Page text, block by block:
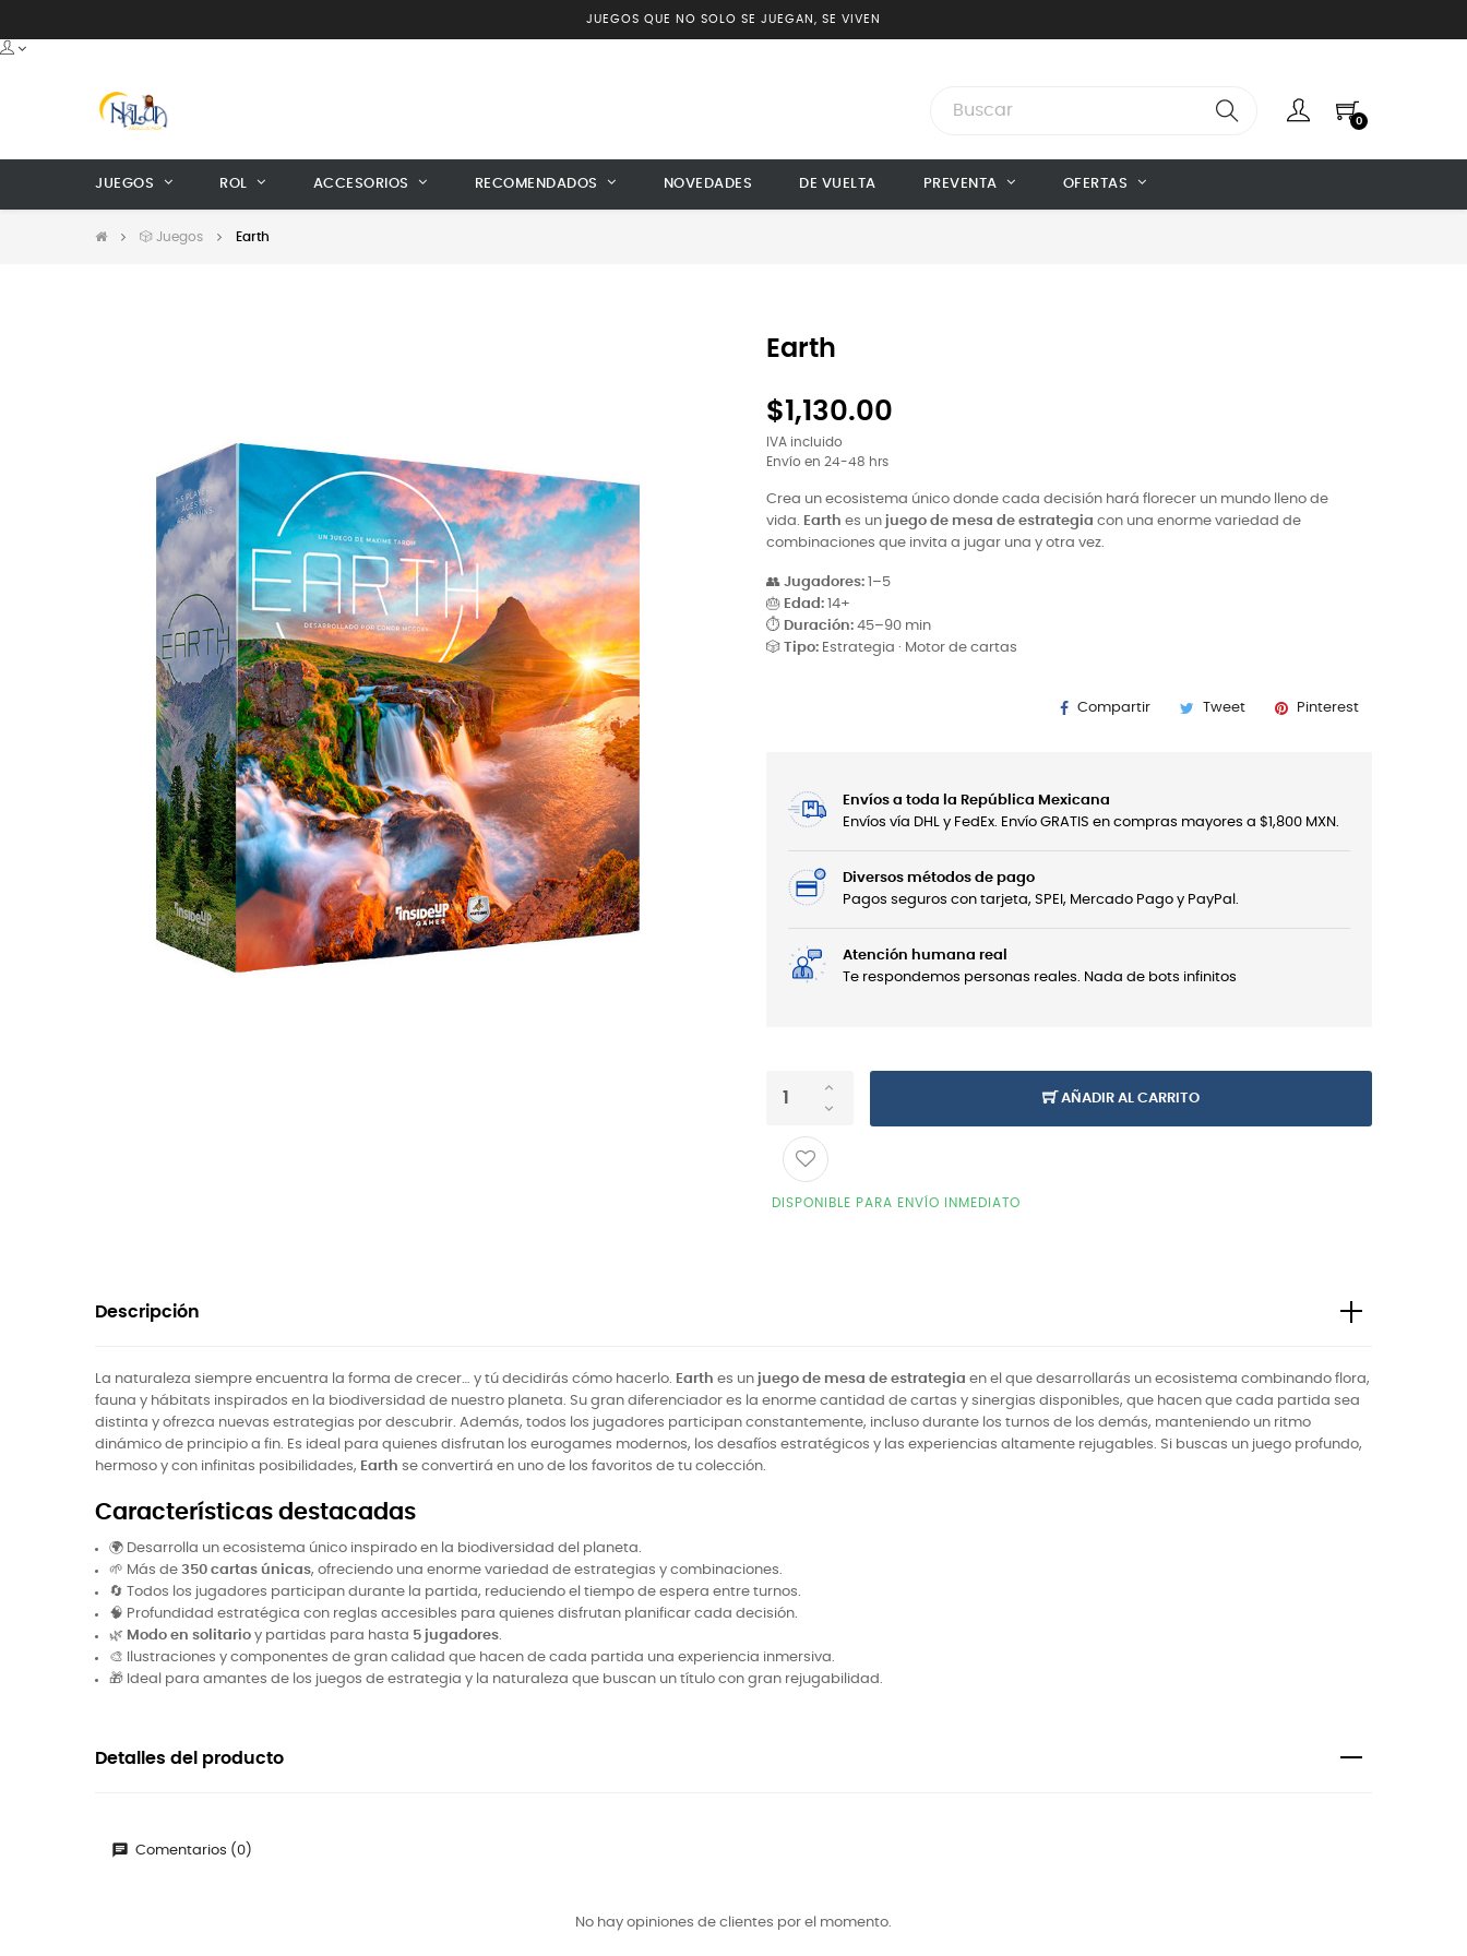
JUEGOS QUE NO SOLO SE JUEGAN, SE VIVEN
0
JUEGOS ROL ACCESORIOS RECOMENDADOS NOVEDADES DE VUELTA PREVENTA OFERTAS
🎲 Juegos Earth
Earth
$1,130.00
IVA incluido
Envío en 24-48 hrs
Crea un ecosistema único donde cada decisión hará florecer un mundo lleno de
vida. Earth es un juego de mesa de estrategia con una enorme variedad de
combinaciones que invita a jugar una y otra vez.
👥 Jugadores: 1–5
🎂 Edad: 14+
⏱ Duración: 45–90 min
🎲 Tipo: Estrategia · Motor de cartas
Compartir Tweet Pinterest
Envíos a toda la República Mexicana
Envíos vía DHL y FedEx. Envío GRATIS en compras mayores a $1,800 MXN.
Diversos métodos de pago
Pagos seguros con tarjeta, SPEI, Mercado Pago y PayPal.
Atención humana real
Te respondemos personas reales. Nada de bots infinitos
AÑADIR AL CARRITO
DISPONIBLE PARA ENVÍO INMEDIATO
Descripción
La naturaleza siempre encuentra la forma de crecer… y tú decidirás cómo hacerlo. Earth es un juego de mesa de estrategia en el que desarrollarás un ecosistema combinando flora,
fauna y hábitats inspirados en la biodiversidad de nuestro planeta. Su gran diferenciador es la enorme cantidad de cartas y sinergias disponibles, que hacen que cada partida sea
distinta y ofrezca nuevas estrategias por descubrir. Además, todos los jugadores participan constantemente, incluso durante los turnos de los demás, manteniendo un ritmo
dinámico de principio a fin. Es ideal para quienes disfrutan los eurogames modernos, los desafíos estratégicos y las experiencias altamente rejugables. Si buscas un juego profundo,
hermoso y con infinitas posibilidades, Earth se convertirá en uno de los favoritos de tu colección.
Características destacadas
🌍 Desarrolla un ecosistema único inspirado en la biodiversidad del planeta.
🌱 Más de 350 cartas únicas, ofreciendo una enorme variedad de estrategias y combinaciones.
🔄 Todos los jugadores participan durante la partida, reduciendo el tiempo de espera entre turnos.
🧠 Profundidad estratégica con reglas accesibles para quienes disfrutan planificar cada decisión.
🌿 Modo en solitario y partidas para hasta 5 jugadores.
🎨 Ilustraciones y componentes de gran calidad que hacen de cada partida una experiencia inmersiva.
🎁 Ideal para amantes de los juegos de estrategia y la naturaleza que buscan un título con gran rejugabilidad.
Detalles del producto
Comentarios (0)
No hay opiniones de clientes por el momento.